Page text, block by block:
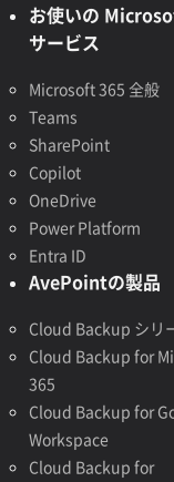
お使いの
サービス
Microsoft 365 全般
Teams
SharePoint
Copilot
OneDrive
Power Platform
Entra ID
AvePointの製品
Cloud Backup シリ
Cloud Backup for
365
Cloud Backup for
Workspace
Cloud Backup for